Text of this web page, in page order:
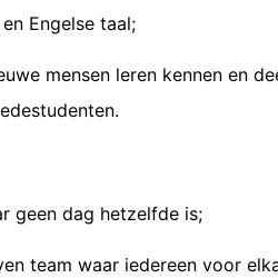
Engelse taal;
mensen leren kennen en
geen dag hetzelfde is;
team waar iedereen voor